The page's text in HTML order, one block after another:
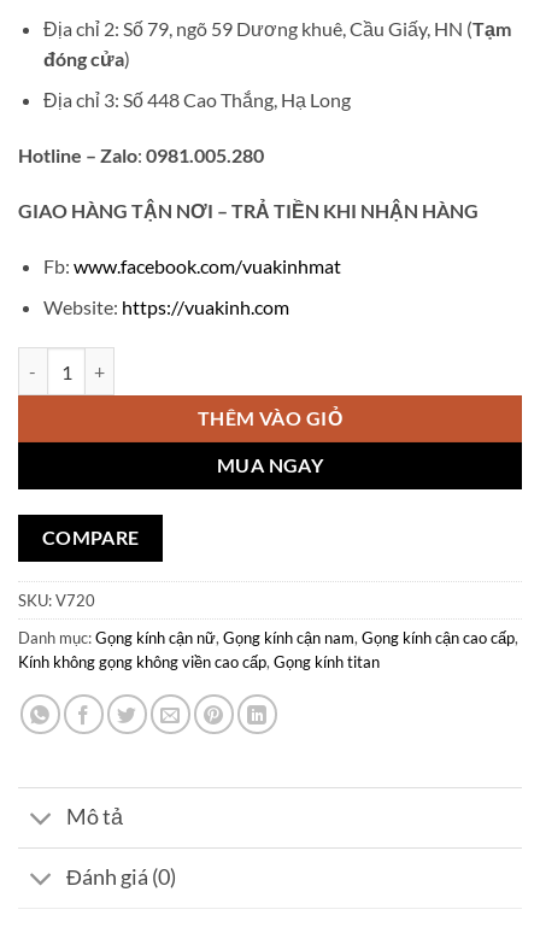
Địa chỉ 2: Số 79, ngõ 59 Dương khuê, Cầu Giấy, HN (Tạm
đóng cửa)
Địa chỉ 3: Số 448 Cao Thắng, Hạ Long
Hotline – Zalo: 0981.005.280
GIAO HÀNG TẬN NƠI – TRẢ TIỀN KHI NHẬN HÀNG
Fb: www.facebook.com/vuakinhmat
Website: https://vuakinh.com
THÊM VÀO GIỎ
MUA NGAY
COMPARE
SKU:V720
Danh mục:Gọng kính cận nữ, Gọng kính cận nam, Gọng kính cận cao cấp,
Kính không gọng không viền cao cấp, Gọng kính titan
Mô tả
Đánh giá (0)